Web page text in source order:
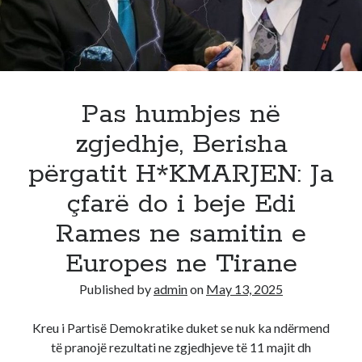
vogel!
SPAK
arr*ston
deputete,
kryetare
qe
kane
vj*dhur
vota!
Pas humbjes në
zgjedhje, Berisha
përgatit H*KMARJEN: Ja
çfarë do i beje Edi
Rames ne samitin e
Europes ne Tirane
Published byadminon May 13, 2025
Kreu i Partisë Demokratike duket se nuk ka ndërmend
të pranojë rezultati ne zgjedhjeve të 11 majit dh